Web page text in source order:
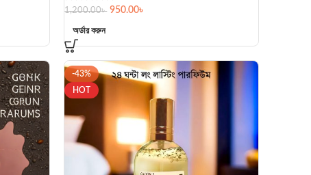
1,200.00৳ 950.00৳
অর্ডার করুন
-43%
HOT